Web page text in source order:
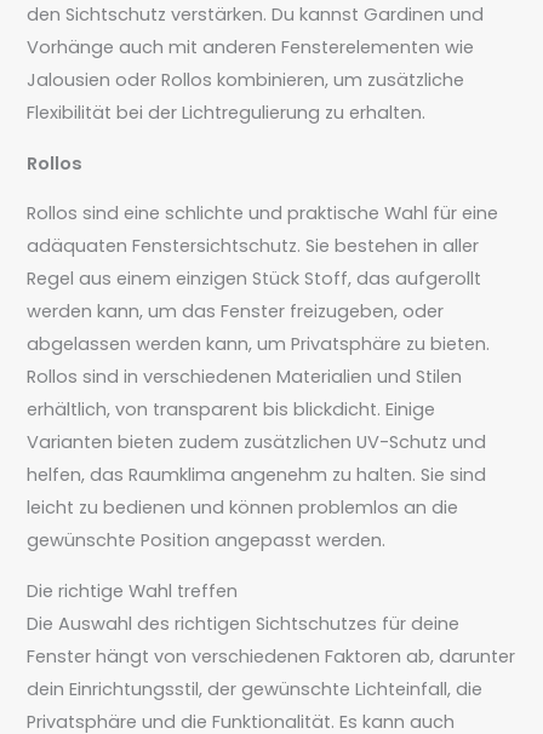
den Sichtschutz verstärken. Du kannst Gardinen und
Vorhänge auch mit anderen Fensterelementen wie
Jalousien oder Rollos kombinieren, um zusätzliche
Flexibilität bei der Lichtregulierung zu erhalten.
Rollos
Rollos sind eine schlichte und praktische Wahl für eine
adäquaten Fenstersichtschutz. Sie bestehen in aller
Regel aus einem einzigen Stück Stoff, das aufgerollt
werden kann, um das Fenster freizugeben, oder
abgelassen werden kann, um Privatsphäre zu bieten.
Rollos sind in verschiedenen Materialien und Stilen
erhältlich, von transparent bis blickdicht. Einige
Varianten bieten zudem zusätzlichen UV-Schutz und
helfen, das Raumklima angenehm zu halten. Sie sind
leicht zu bedienen und können problemlos an die
gewünschte Position angepasst werden.
Die richtige Wahl treffen
Die Auswahl des richtigen Sichtschutzes für deine
Fenster hängt von verschiedenen Faktoren ab, darunter
dein Einrichtungsstil, der gewünschte Lichteinfall, die
Privatsphäre und die Funktionalität. Es kann auch